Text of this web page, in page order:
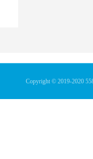
Copyright © 2019-2020